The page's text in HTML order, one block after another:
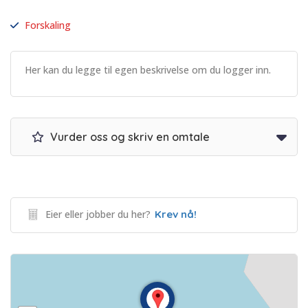
Forskaling
Her kan du legge til egen beskrivelse om du logger inn.
Vurder oss og skriv en omtale
Eier eller jobber du her? Krev nå!